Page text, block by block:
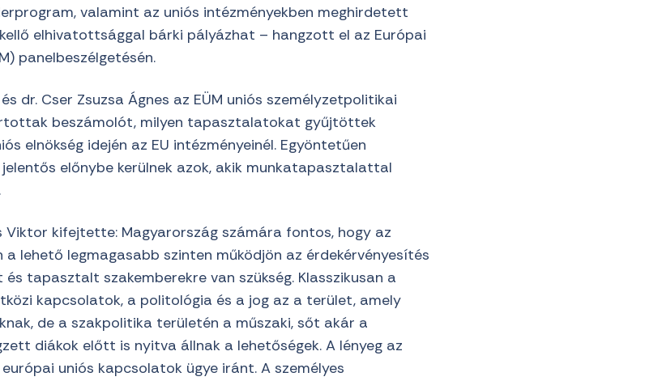
valamint az uniós intézményekben meghirdetett
elhivatottsággal bárki pályázhat – hangzott el az Európai
panelbeszélgetésén.
dr. Cser Zsuzsa Ágnes az EÜM uniós személyzetpolitikai
beszámolót, milyen tapasztalatokat gyűjtöttek
elnökség idején az EU intézményeinél. Egyöntetűen
előnybe kerülnek azok, akik munkatapasztalattal
Viktor kifejtette: Magyarország számára fontos, hogy az
a lehető legmagasabb szinten működjön az érdekérvényesítés
tapasztalt szakemberekre van szükség. Klasszikusan a
kapcsolatok, a politológia és a jog az a terület, amely
de a szakpolitika területén a műszaki, sőt akár a
diákok előtt is nyitva állnak a lehetőségek. A lényeg az
uniós kapcsolatok ügye iránt. A személyes